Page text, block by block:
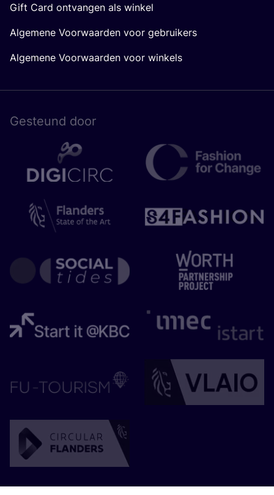
Gift Card ontvangen als winkel
Algemene Voorwaarden voor gebruikers
Algemene Voorwaarden voor winkels
Gesteund door